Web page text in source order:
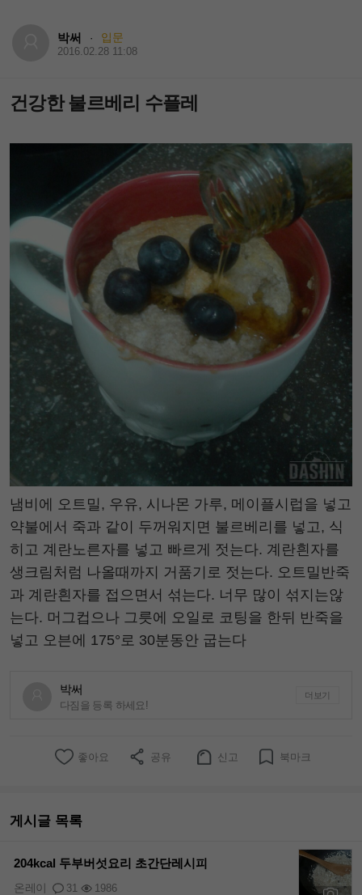
박써 · 입문
2016.02.28 11:08
건강한 불르베리 수플레
냄비에 오트밀, 우유, 시나몬 가루, 메이플시럽을 넣고
약불에서 죽과 같이 두꺼워지면 불르베리를 넣고, 식
히고 계란노른자를 넣고 빠르게 젓는다. 계란흰자를
생크림처럼 나올때까지 거품기로 젓는다. 오트밀반죽
과 계란흰자를 접으면서 섞는다. 너무 많이 섞지는않
는다. 머그컵으나 그릇에 오일로 코팅을 한뒤 반죽을
넣고 오븐에 175°로 30분동안 굽는다
박써
다짐을 등록 하세요!
더보기
좋아요 공유 신고 북마크
게시글 목록
204kcal 두부버섯요리 초간단레시피
31 1986
온레이